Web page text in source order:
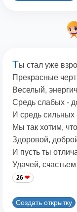
Ты стал уже
Прекрасные
Веселый,
Средь слабых -
И средь
Мы так хотим,
Здоровой,
И пусть ты
Удачей,
26
Создать открытку